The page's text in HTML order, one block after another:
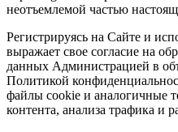
неотъемлемой частью
Регистрируясь на Сайте и
выражает свое согласие на
данных Администрацией в
Политикой
файлы cookie и аналогичные
контента, анализа трафика и